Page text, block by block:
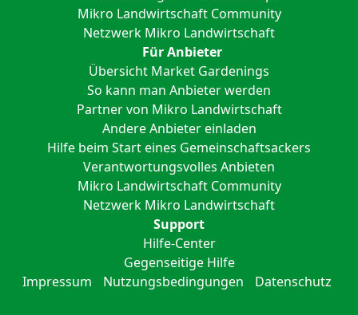
Mikro Landwirtschaft Community
Netzwerk Mikro Landwirtschaft
Für Anbieter
Übersicht Market Gardenings
So kann man Anbieter werden
Partner von Mikro Landwirtschaft
Andere Anbieter einladen
Hilfe beim Start eines Gemeinschaftsackers
Verantwortungsvolles Anbieten
Mikro Landwirtschaft Community
Netzwerk Mikro Landwirtschaft
Support
Hilfe-Center
Gegenseitige Hilfe
Impressum
Nutzungsbedingungen Datenschutz